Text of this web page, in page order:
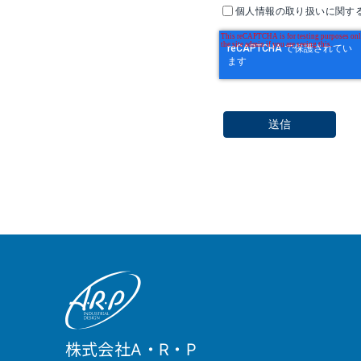
個人情報の取り扱いに関す
送信
株式会社A・R・P